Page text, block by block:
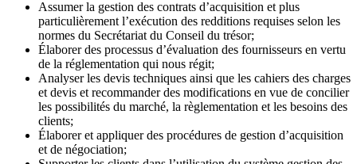
Assumer la gestion des contrats d’acquisition et plus
particulièrement l’exécution des redditions requises selon les
normes du Secrétariat du Conseil du trésor;
Élaborer des processus d’évaluation des fournisseurs en vertu
de la réglementation qui nous régit;
Analyser les devis techniques ainsi que les cahiers des charges
et devis et recommander des modifications en vue de concilier
les possibilités du marché, la règlementation et les besoins des
clients;
Élaborer et appliquer des procédures de gestion d’acquisition
et de négociation;